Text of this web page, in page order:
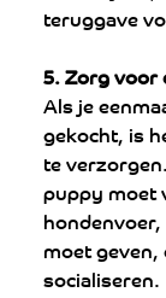
teruggave
5. Zorg voor
Als je
gekocht, is
te
puppy moet
moet
socialiseren.